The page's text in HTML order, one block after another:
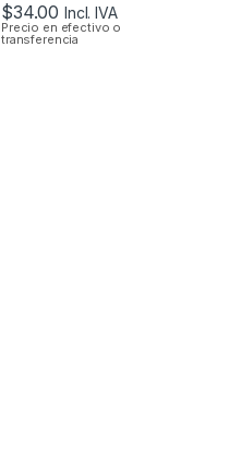
$34.00 Incl. IVA
Precio en efectivo o
transferencia